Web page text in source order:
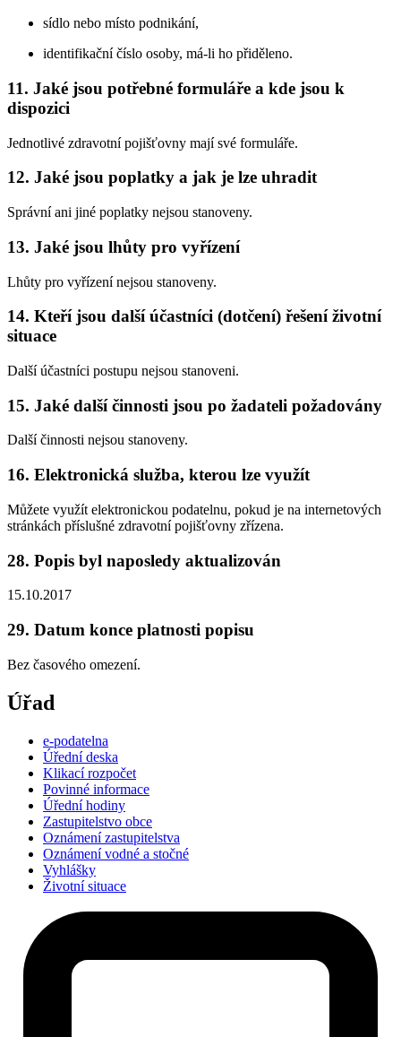
sídlo nebo místo podnikání,
identifikační číslo osoby, má-li ho přiděleno.
11. Jaké jsou potřebné formuláře a kde jsou k
dispozici
Jednotlivé zdravotní pojišťovny mají své formuláře.
12. Jaké jsou poplatky a jak je lze uhradit
Správní ani jiné poplatky nejsou stanoveny.
13. Jaké jsou lhůty pro vyřízení
Lhůty pro vyřízení nejsou stanoveny.
14. Kteří jsou další účastníci (dotčení) řešení životní
situace
Další účastníci postupu nejsou stanoveni.
15. Jaké další činnosti jsou po žadateli požadovány
Další činnosti nejsou stanoveny.
16. Elektronická služba, kterou lze využít
Můžete využít elektronickou podatelnu, pokud je na internetových
stránkách příslušné zdravotní pojišťovny zřízena.
28. Popis byl naposledy aktualizován
15.10.2017
29. Datum konce platnosti popisu
Bez časového omezení.
Úřad
e-podatelna
Úřední deska
Klikací rozpočet
Povinné informace
Úřední hodiny
Zastupitelstvo obce
Oznámení zastupitelstva
Oznámení vodné a stočné
Vyhlášky
Životní situace